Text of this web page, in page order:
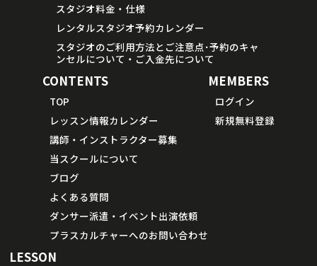
スタジオ料金・仕様
レンタルスタジオ予約カレンダー
スタジオのご利用方法とご注意点･予約のキャ
ンセルについて・ご入金先について
CONTENTS
TOP
レッスン情報カレンダー
講師・インストラクター募集
当スクールについて
ブログ
よくある質問
ダンサー派遣・イベント出演依頼
プラスカルチャーへのお問い合わせ
MEMBERS
ログイン
新規無料登録
LESSON